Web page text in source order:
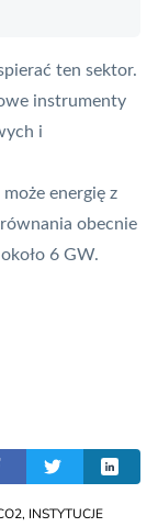
ten sektor.
instrumenty
i
energię z
obecnie
6 GW.
, INSTYTUCJE